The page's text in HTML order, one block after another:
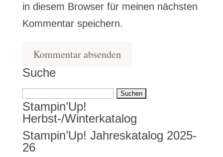
in diesem Browser für meinen nächsten
Kommentar speichern.
Suche
Suchen
nach:
Stampin’Up!
Herbst-/Winterkatalog
Stampin’Up! Jahreskatalog 2025-
26